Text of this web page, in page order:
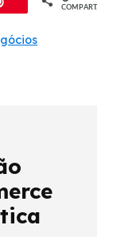
COMPART.